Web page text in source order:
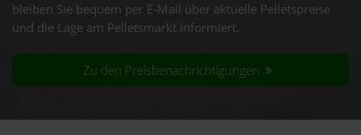
bleiben Sie bequem per E-Mail über aktuelle Pelletspreise
und die Lage am Pelletsmarkt informiert.
Zu den Preisbenachrichtigungen